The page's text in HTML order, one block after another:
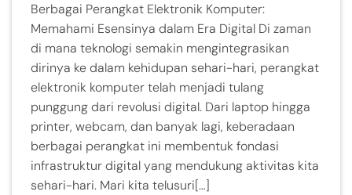
Berbagai Perangkat Elektronik Komputer:
Memahami Esensinya dalam Era Digital Di zaman
di mana teknologi semakin mengintegrasikan
dirinya ke dalam kehidupan sehari-hari, perangkat
elektronik komputer telah menjadi tulang
punggung dari revolusi digital. Dari laptop hingga
printer, webcam, dan banyak lagi, keberadaan
berbagai perangkat ini membentuk fondasi
infrastruktur digital yang mendukung aktivitas kita
sehari-hari. Mari kita telusuri[…]